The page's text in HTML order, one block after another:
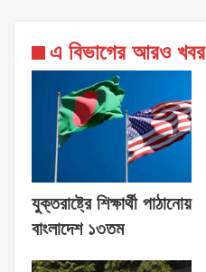
এ বিভাগের আরও খবর
যুক্তরাষ্ট্রে শিক্ষার্থী পাঠানোয়
বাংলাদেশ ১৩তম